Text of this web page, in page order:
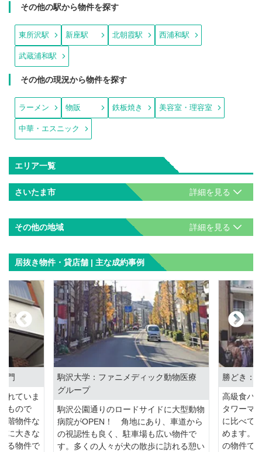
その他の駅から物件を探す
東所沢駅 新座駅 北朝霞駅 西浦和駅
武蔵浦和駅
その他の現況から物件を探す
ラーメン 物販 鉄板焼き 美容室・理容室
中華・エスニック
エリア一覧
さいたま市
その他の地域
居抜き物件・貸店舗 | 主な成約事例
駒沢大学：ファニメディック動物医療
グループ
駒沢公園通りのロードサイドに大型動物
病院がOPEN！ 角地にあり、車道から
の視認性も良く、駐車場も広い物件で
す。多くの人々が犬の散歩に訪れる憩い
勝どき：
高級食パ
タワーマ
に比べて
めます。
の物件で
門
れていま
もので
階物件な
に大きな
る物件で